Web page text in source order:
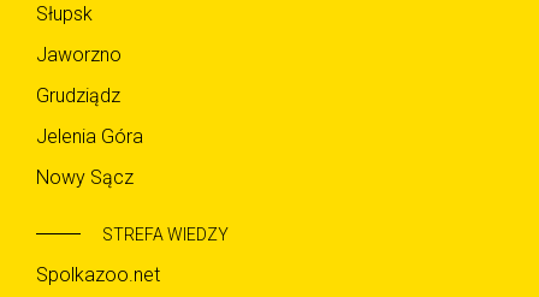
Słupsk
Jaworzno
Grudziądz
Jelenia Góra
Nowy Sącz
STREFA WIEDZY
Spolkazoo.net